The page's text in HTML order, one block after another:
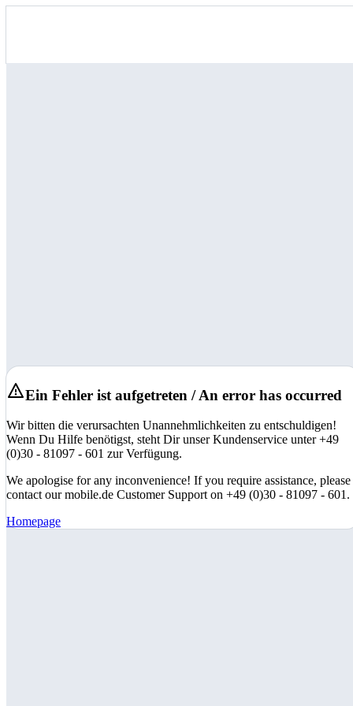
Ein Fehler ist aufgetreten / An error has occurred
Wir bitten die verursachten Unannehmlichkeiten zu entschuldigen!
Wenn Du Hilfe benötigst, steht Dir unser Kundenservice unter +49
(0)30 - 81097 - 601 zur Verfügung.
We apologise for any inconvenience! If you require assistance, please
contact our mobile.de Customer Support on +49 (0)30 - 81097 - 601.
Homepage